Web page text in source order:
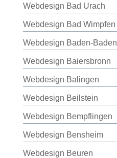
Webdesign Bad Urach
Webdesign Bad Wimpfen
Webdesign Baden-Baden
Webdesign Baiersbronn
Webdesign Balingen
Webdesign Beilstein
Webdesign Bempflingen
Webdesign Bensheim
Webdesign Beuren